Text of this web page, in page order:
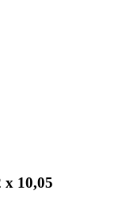
x 10,05